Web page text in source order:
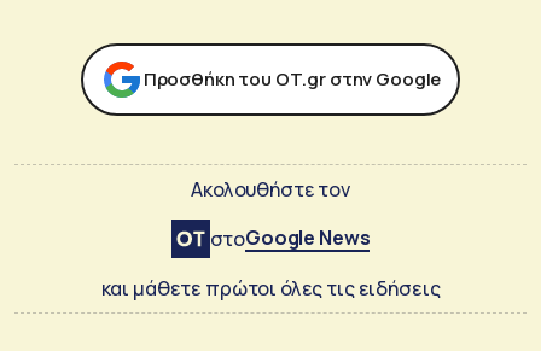
Προσθήκη του ΟΤ.gr στην Google
Ακολουθήστε τον
στοGoogle News
και μάθετε πρώτοι όλες τις ειδήσεις